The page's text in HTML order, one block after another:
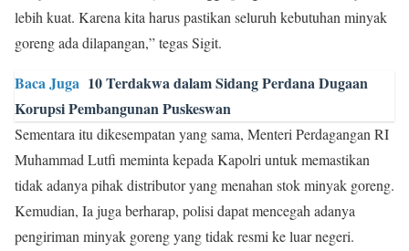
lebih kuat. Karena kita harus pastikan seluruh kebutuhan minyak
goreng ada dilapangan,” tegas Sigit.
Baca Juga 10 Terdakwa dalam Sidang Perdana Dugaan
Korupsi Pembangunan Puskeswan
Sementara itu dikesempatan yang sama, Menteri Perdagangan RI
Muhammad Lutfi meminta kepada Kapolri untuk memastikan
tidak adanya pihak distributor yang menahan stok minyak goreng.
Kemudian, Ia juga berharap, polisi dapat mencegah adanya
pengiriman minyak goreng yang tidak resmi ke luar negeri.